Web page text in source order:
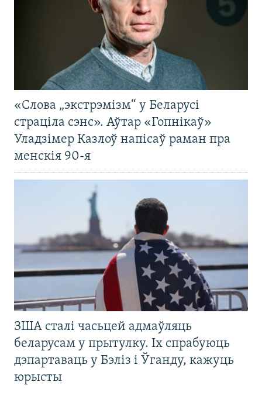
«Слова „экстрэмізм“ у Беларусі
страціла сэнс». Аўтар «Гопнікаў»
Уладзімер Казлоў напісаў раман пра
менскія 90-я
ЗША сталі часьцей адмаўляць
беларусам у прытулку. Іх спрабуюць
дэпартаваць у Бэліз і Ўганду, кажуць
юрысты